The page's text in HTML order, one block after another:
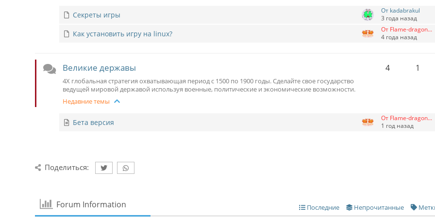
Секреты игры
От kadabrakul
3 года назад
Как установить игру на linux?
От Flame-dragon...
4 года назад
Великие державы
4X глобальная стратегия охватывающая период с 1500 по 1900 годы. Сделайте свое государство
ведущей мировой державой используя военные, политические и экономические возможности.
Недавние темы
4 1
Бета версия
От Flame-dragon...
1 год назад
Поделиться:
Forum Information Последние Непрочитанные